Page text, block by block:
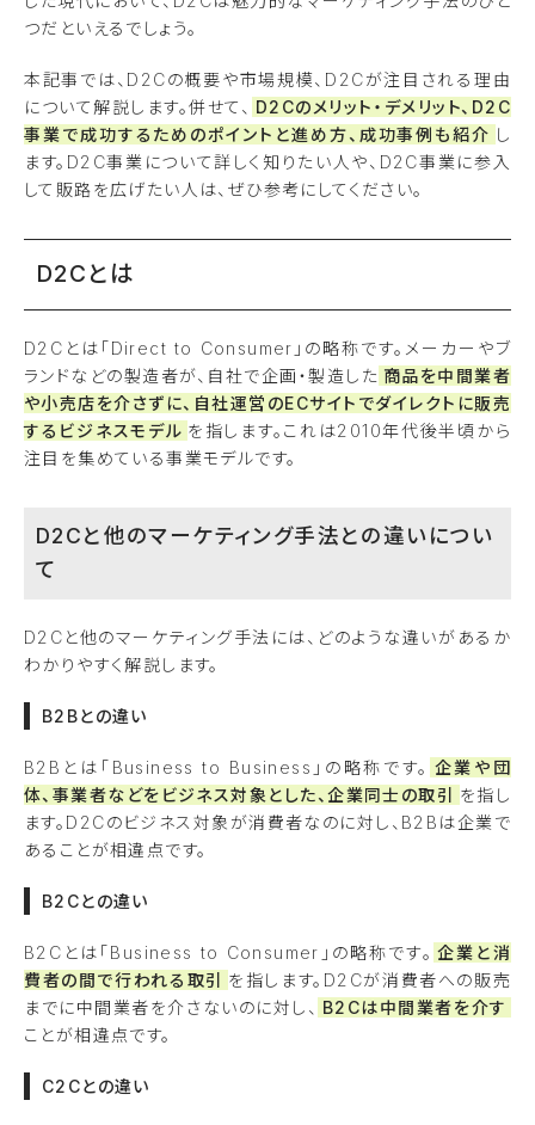
つだといえるでしょう。
本記事では、D2Cの概要や市場規模、D2Cが注目される理由
について解説します。併せて、 D2Cのメリット・デメリット、D2C
事業で成功するためのポイントと進め方、成功事例も紹介 し
ます。D2C事業について詳しく知りたい人や、D2C事業に参入
して販路を広げたい人は、ぜひ参考にしてください。
D2Cとは
D2Cとは「Direct to Consumer」の略称です。メーカーやブ
ランドなどの製造者が、自社で企画・製造した 商品を中間業者
や小売店を介さずに、自社運営のECサイトでダイレクトに販売
するビジネスモデル を指します。これは2010年代後半頃から
注目を集めている事業モデルです。
D2Cと他のマーケティング手法との違いについ
て
D2Cと他のマーケティング手法には、どのような違いがあるか
わかりやすく解説します。
B2Bとの違い
B2Bとは「Business to Business」の略称です。 企業や団
体、事業者などをビジネス対象とした、企業同士の取引
を指し
ます。D2Cのビジネス対象が消費者なのに対し、B2Bは企業で
あることが相違点です。
B2Cとの違い
B2Cとは「Business to Consumer」の略称です。 企業と消
費者の間で行われる取引
を指します。D2Cが消費者への販売
までに中間業者を介さないのに対し、 B2Cは中間業者を介す
ことが相違点です。
C2Cとの違い